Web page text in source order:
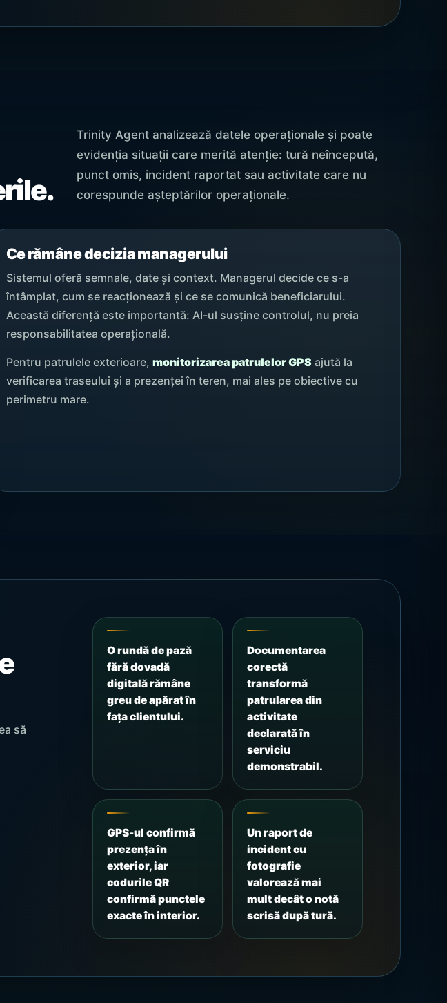
Trinity Agent analizează datele operaționale și poate
evidenția situații care merită atenție: tură neîncepută,
punct omis, incident raportat sau activitate care nu
corespunde așteptărilor operaționale.
Ce rămâne decizia managerului
Sistemul oferă semnale, date și context. Managerul decide ce s-a
întâmplat, cum se reacționează și ce se comunică beneficiarului.
Această diferență este importantă: AI-ul susține controlul, nu preia
responsabilitatea operațională.
Pentru patrulele exterioare, monitorizarea patrulelor GPS ajută la
verificarea traseului și a prezenței în teren, mai ales pe obiective cu
perimetru mare.
să
O rundă de pază
fără dovadă
digitală rămâne
greu de apărat în
fața clientului.
Documentarea
corectă
transformă
patrularea din
activitate
declarată în
serviciu
demonstrabil.
GPS-ul confirmă
prezența în
exterior, iar
codurile QR
confirmă punctele
exacte în interior.
Un raport de
incident cu
fotografie
valorează mai
mult decât o notă
scrisă după tură.